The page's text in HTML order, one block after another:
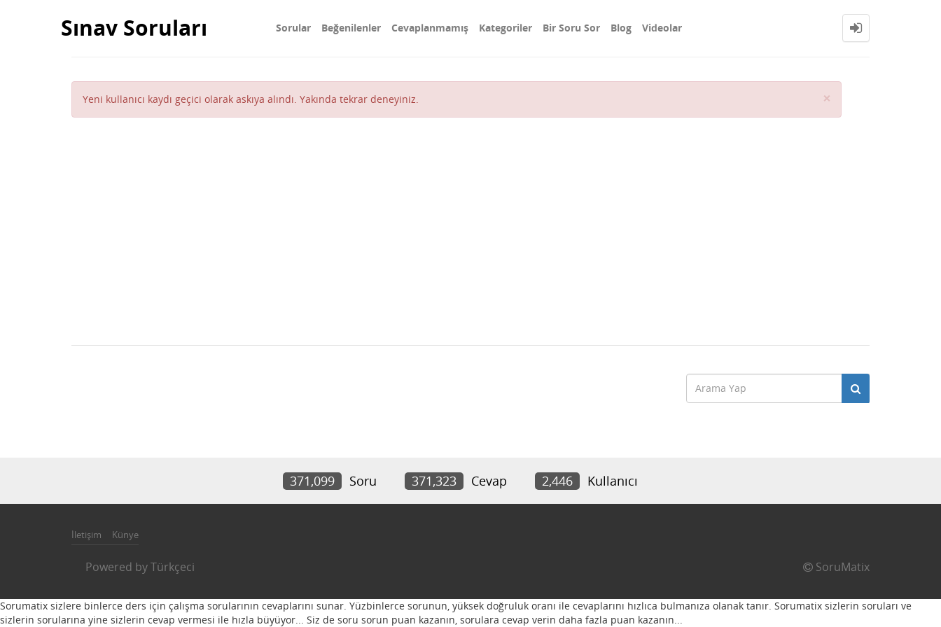
Sınav Soruları Sorular Beğenilenler Cevaplanmamış Kategoriler Bir Soru Sor Blog Videolar
Yeni kullanıcı kaydı geçici olarak askıya alındı. Yakında tekrar deneyiniz. ×
371,099 Soru 371,323 Cevap 2,446 Kullanıcı
İletişim Künye
Powered byTürkçeci SoruMatix
Sorumatix sizlere binlerce ders için çalışma sorularının cevaplarını sunar. Yüzbinlerce sorunun, yüksek doğruluk oranı ile cevaplarını hızlıca bulmanıza olanak tanır. Sorumatix sizlerin soruları ve
sizlerin sorularına yine sizlerin cevap vermesi ile hızla büyüyor... Siz de soru sorun puan kazanın, sorulara cevap verin daha fazla puan kazanın...